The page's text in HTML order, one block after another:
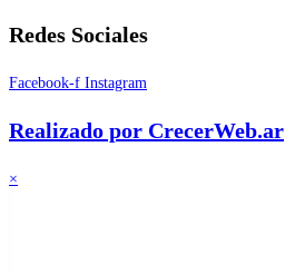
Redes Sociales
Facebook-f Instagram
Realizado por CrecerWeb.ar
×